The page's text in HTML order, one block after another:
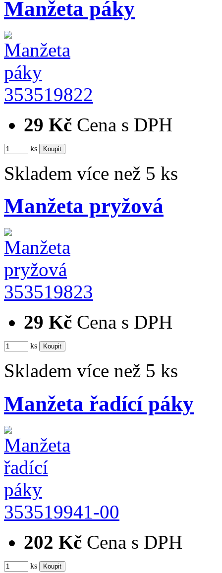
Manžeta páky
353519822
29 Kč Cena s DPH
ks
Skladem více než 5 ks
Manžeta pryžová
353519823
29 Kč Cena s DPH
ks
Skladem více než 5 ks
Manžeta řadící páky
353519941-00
202 Kč Cena s DPH
ks